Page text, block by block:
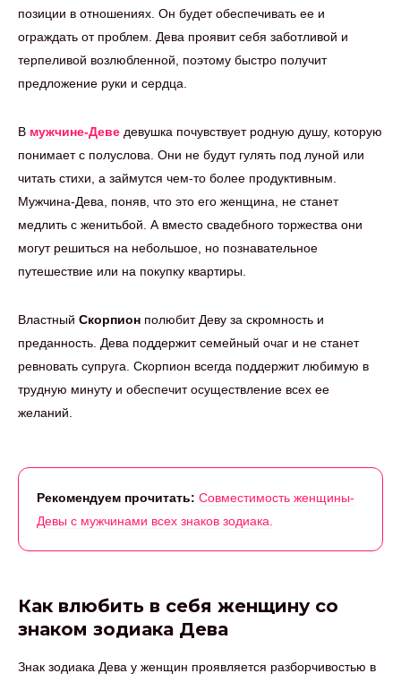
позиции в отношениях. Он будет обеспечивать ее и
ограждать от проблем. Дева проявит себя заботливой и
терпеливой возлюбленной, поэтому быстро получит
предложение руки и сердца.
В мужчине-Деве девушка почувствует родную душу, которую
понимает с полуслова. Они не будут гулять под луной или
читать стихи, а займутся чем-то более продуктивным.
Мужчина-Дева, поняв, что это его женщина, не станет
медлить с женитьбой. А вместо свадебного торжества они
могут решиться на небольшое, но познавательное
путешествие или на покупку квартиры.
Властный Скорпион полюбит Деву за скромность и
преданность. Дева поддержит семейный очаг и не станет
ревновать супруга. Скорпион всегда поддержит любимую в
трудную минуту и обеспечит осуществление всех ее
желаний.
Рекомендуем прочитать: Совместимость женщины-
Девы с мужчинами всех знаков зодиака.
Как влюбить в себя женщину со
знаком зодиака Дева
Знак зодиака Дева у женщин проявляется разборчивостью в